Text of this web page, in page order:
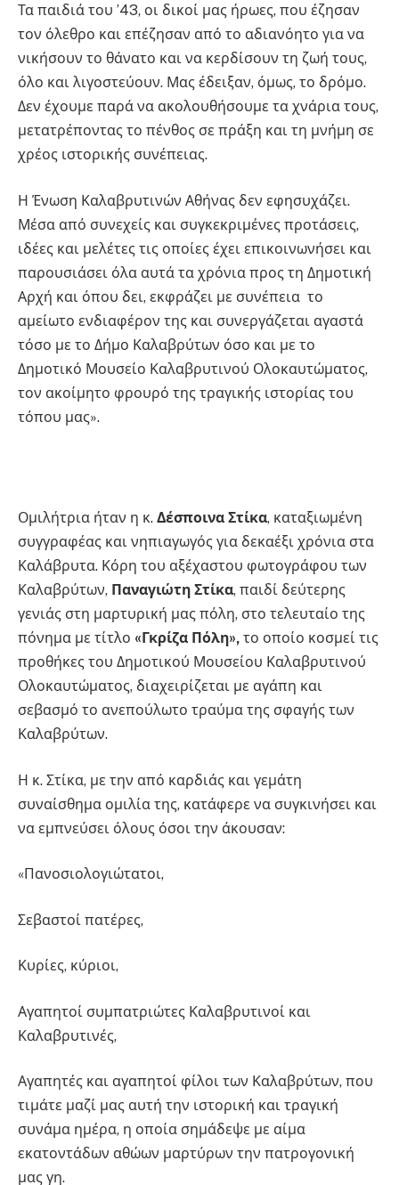
Τα παιδιά του ’43, οι δικοί μας ήρωες, που έζησαν
τον όλεθρο και επέζησαν από το αδιανόητο για να
νικήσουν το θάνατο και να κερδίσουν τη ζωή τους,
όλο και λιγοστεύουν. Μας έδειξαν, όμως, το δρόμο.
Δεν έχουμε παρά να ακολουθήσουμε τα χνάρια τους,
μετατρέποντας το πένθος σε πράξη και τη μνήμη σε
χρέος ιστορικής συνέπειας.
Η Ένωση Καλαβρυτινών Αθήνας δεν εφησυχάζει.
Μέσα από συνεχείς και συγκεκριμένες προτάσεις,
ιδέες και μελέτες τις οποίες έχει επικοινωνήσει και
παρουσιάσει όλα αυτά τα χρόνια προς τη Δημοτική
Αρχή και όπου δει, εκφράζει με συνέπεια το
αμείωτο ενδιαφέρον της και συνεργάζεται αγαστά
τόσο με το Δήμο Καλαβρύτων όσο και με το
Δημοτικό Μουσείο Καλαβρυτινού Ολοκαυτώματος,
τον ακοίμητο φρουρό της τραγικής ιστορίας του
τόπου μας».
Ομιλήτρια ήταν η κ. Δέσποινα Στίκα, καταξιωμένη
συγγραφέας και νηπιαγωγός για δεκαέξι χρόνια στα
Καλάβρυτα. Κόρη του αξέχαστου φωτογράφου των
Καλαβρύτων, Παναγιώτη Στίκα, παιδί δεύτερης
γενιάς στη μαρτυρική μας πόλη, στο τελευταίο της
πόνημα με τίτλο «Γκρίζα Πόλη», το οποίο κοσμεί τις
προθήκες του Δημοτικού Μουσείου Καλαβρυτινού
Ολοκαυτώματος, διαχειρίζεται με αγάπη και
σεβασμό το ανεπούλωτο τραύμα της σφαγής των
Καλαβρύτων.
Η κ. Στίκα, με την από καρδιάς και γεμάτη
συναίσθημα ομιλία της, κατάφερε να συγκινήσει και
να εμπνεύσει όλους όσοι την άκουσαν:
«Πανοσιολογιώτατοι,
Σεβαστοί πατέρες,
Κυρίες, κύριοι,
Αγαπητοί συμπατριώτες Καλαβρυτινοί και
Καλαβρυτινές,
Αγαπητές και αγαπητοί φίλοι των Καλαβρύτων, που
τιμάτε μαζί μας αυτή την ιστορική και τραγική
συνάμα ημέρα, η οποία σημάδεψε με αίμα
εκατοντάδων αθώων μαρτύρων την πατρογονική
μας γη.